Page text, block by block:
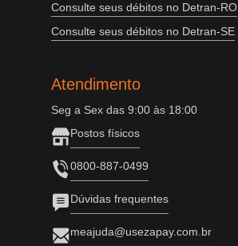
Consulte seus débitos no Detran-RO
Consulte seus débitos no Detran-SE
Atendimento
Seg a Sex das 9:00 às 18:00
Postos físicos
0800-887-0499
Dúvidas frequentes
meajuda@usezapay.com.br